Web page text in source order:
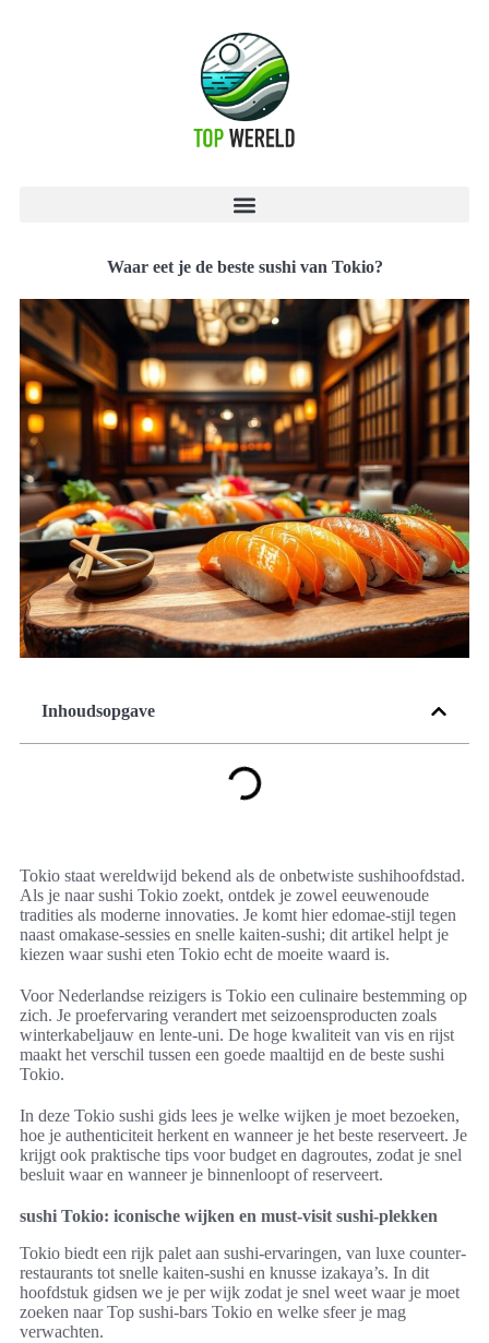
Waar eet je de beste sushi van Tokio?
Inhoudsopgave
Tokio staat wereldwijd bekend als de onbetwiste sushihoofdstad.
Als je naar sushi Tokio zoekt, ontdek je zowel eeuwenoude
tradities als moderne innovaties. Je komt hier edomae-stijl tegen
naast omakase-sessies en snelle kaiten-sushi; dit artikel helpt je
kiezen waar sushi eten Tokio echt de moeite waard is.
Voor Nederlandse reizigers is Tokio een culinaire bestemming op
zich. Je proefervaring verandert met seizoensproducten zoals
winterkabeljauw en lente-uni. De hoge kwaliteit van vis en rijst
maakt het verschil tussen een goede maaltijd en de beste sushi
Tokio.
In deze Tokio sushi gids lees je welke wijken je moet bezoeken,
hoe je authenticiteit herkent en wanneer je het beste reserveert. Je
krijgt ook praktische tips voor budget en dagroutes, zodat je snel
besluit waar en wanneer je binnenloopt of reserveert.
sushi Tokio: iconische wijken en must-visit sushi-plekken
Tokio biedt een rijk palet aan sushi-ervaringen, van luxe counter-
restaurants tot snelle kaiten-sushi en knusse izakaya’s. In dit
hoofdstuk gidsen we je per wijk zodat je snel weet waar je moet
zoeken naar Top sushi-bars Tokio en welke sfeer je mag
verwachten.